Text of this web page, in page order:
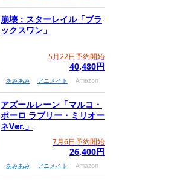
崩壊：スターレイル「ブラ
ックスワン」
5月22日予約開始
40,480円
あみあみ アニメイト Amazon
アズールレーン「マルコ・
ポーロ ラブリー・ミリオー
ネVer.」
7月6日予約開始
26,400円
あみあみ アニメイト Amazon